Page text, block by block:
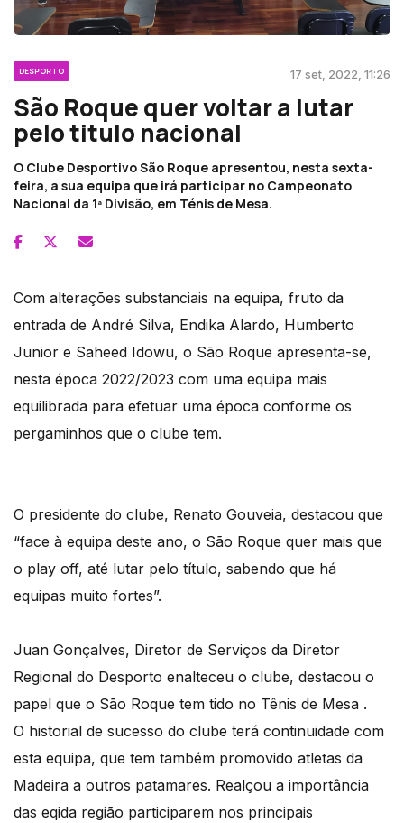
DESPORTO 17 set, 2022, 11:26
São Roque quer voltar a lutar
pelo titulo nacional
O Clube Desportivo São Roque apresentou, nesta sexta-
feira, a sua equipa que irá participar no Campeonato
Nacional da 1ª Divisão, em Ténis de Mesa.
Com alterações substanciais na equipa, fruto da
entrada de André Silva, Endika Alardo, Humberto
Junior e Saheed Idowu, o São Roque apresenta-se,
nesta época 2022/2023 com uma equipa mais
equilibrada para efetuar uma época conforme os
pergaminhos que o clube tem.
O presidente do clube, Renato Gouveia, destacou que
“face à equipa deste ano, o São Roque quer mais que
o play off, até lutar pelo título, sabendo que há
equipas muito fortes”.
Juan Gonçalves, Diretor de Serviços da Diretor
Regional do Desporto enalteceu o clube, destacou o
papel que o São Roque tem tido no Tênis de Mesa .
O historial de sucesso do clube terá continuidade com
esta equipa, que tem também promovido atletas da
Madeira a outros patamares. Realçou a importância
das eqida região participarem nos principais